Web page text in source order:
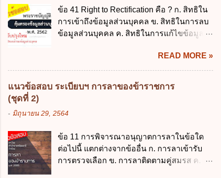
การเปิดเรียนภาคต้น ถ้าสถานศึกษายังมิไ...
ราชการ พ.ศ. 2562 ออกโดยอาศัยกฎหมาย
แม่บทใด ก. พระราชบัญญัติวิธีการงบ
ประมาณ พ.ศ. 2561 ข. พระราชบัญญัติวินัย
บัญญัติเงินคงคลัง พ.ศ. 2491 ง. ระเบียบ
กระทรวงการคลัง ว่าด้วยการเบิกเงินจากคลัง
การรับเงิน การจ่ายเงิน การเก็บรักษาเงิน และ
สำรองจ่ายได้แห่งละไม่เกินเท่าใร ก. 100,000
บาท ข. 50,000 บาท ค. 30,000 บาท ง. 10,000
บาท ข้อ 4 ดอกเบี้ยที่เกิดจากการนำเงินทดรอง
ข้อ 41 Right to Rectification คือ ? ก. สิทธิใน
การเข้าถึงข้อมูลส่วนบุคคล ข. สิทธิในการลบ
ข้อมูลส่วนบุคคล ค. สิทธิในการแก้ไขข้อมูล
การประมวลผลข้อมูลส่วนบุคคล ข้อ 42 ผู้
ควบคุมข้อมูลส่วนบุคคลต้องแก้ไขข้อมูลส่วน
บุคคลตามหลักการข้อใด ก. ถูกต้อง เป็น
กฎหมายคุ้มครองข้อมูลส่วนบุคคล ในกรณีผู้
ข้อมูลส่วนบุคคลให้ถูกต้อง ก. ร้องทุกข์ ข. ร้อง
เรียน ค. อุทธรณ์ ง. ฟ้องร้อง ข้อ 44 หลักการ
สำคัญของสิทธิในการลบข้อมูลส่วนบุคคล คือ
READ MORE »
แนวข้อสอบ ระเบียบฯ การลาของข้าราชการ
(ชุดที่ 2)
- มิถุนายน 29, 2564
ข้อ 11 การพิจารณาอนุญาตการลาในข้อใด
ต่อไปนี้ แตกต่างจากข้ออื่น ก. การลาเข้ารับ
การตรวจเลือก ข. การลาติดตามคู่สมรส ค.